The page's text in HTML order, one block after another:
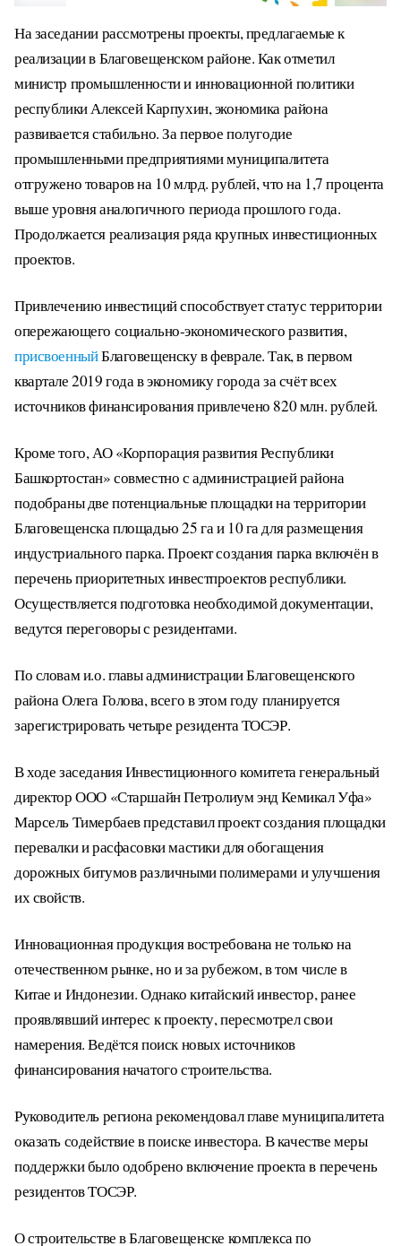
На заседании рассмотрены проекты, предлагаемые к
реализации в Благовещенском районе. Как отметил
министр промышленности и инновационной политики
республики Алексей Карпухин, экономика района
развивается стабильно. За первое полугодие
промышленными предприятиями муниципалитета
отгружено товаров на 10 млрд. рублей, что на 1,7 процента
выше уровня аналогичного периода прошлого года.
Продолжается реализация ряда крупных инвестиционных
проектов.
Привлечению инвестиций способствует статус территории
опережающего социально-экономического развития,
присвоенныйБлаговещенску в феврале. Так, в первом
квартале 2019 года в экономику города за счёт всех
источников финансирования привлечено 820 млн. рублей.
Кроме того, АО «Корпорация развития Республики
Башкортостан» совместно с администрацией района
подобраны две потенциальные площадки на территории
Благовещенска площадью 25 га и 10 га для размещения
индустриального парка. Проект создания парка включён в
перечень приоритетных инвестпроектов республики.
Осуществляется подготовка необходимой документации,
ведутся переговоры с резидентами.
По словам и.о. главы администрации Благовещенского
района Олега Голова, всего в этом году планируется
зарегистрировать четыре резидента ТОСЭР.
В ходе заседания Инвестиционного комитета генеральный
директор ООО «Старшайн Петролиум энд Кемикал Уфа»
Марсель Тимербаев представил проект создания площадки
перевалки и расфасовки мастики для обогащения
дорожных битумов различными полимерами и улучшения
их свойств.
Инновационная продукция востребована не только на
отечественном рынке, но и за рубежом, в том числе в
Китае и Индонезии. Однако китайский инвестор, ранее
проявлявший интерес к проекту, пересмотрел свои
намерения. Ведётся поиск новых источников
финансирования начатого строительства.
Руководитель региона рекомендовал главе муниципалитета
оказать содействие в поиске инвестора. В качестве меры
поддержки было одобрено включение проекта в перечень
резидентов ТОСЭР.
О строительстве в Благовещенске комплекса по